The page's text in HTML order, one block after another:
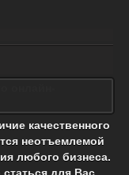
качественного
неотъемлемой
любого бизнеса.